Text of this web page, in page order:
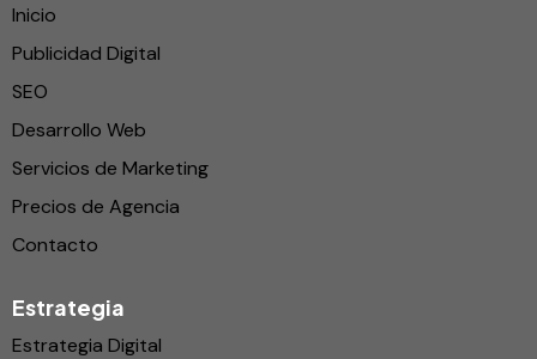
Inicio
Publicidad Digital
SEO
Desarrollo Web
Servicios de Marketing
Precios de Agencia
Contacto
Estrategia
Estrategia Digital